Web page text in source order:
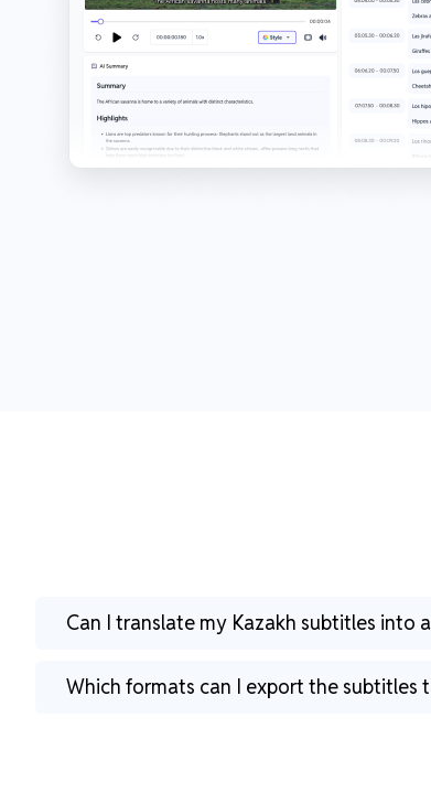
Can I translate my Kazakh subtitles into
Which formats can I export the subtitles